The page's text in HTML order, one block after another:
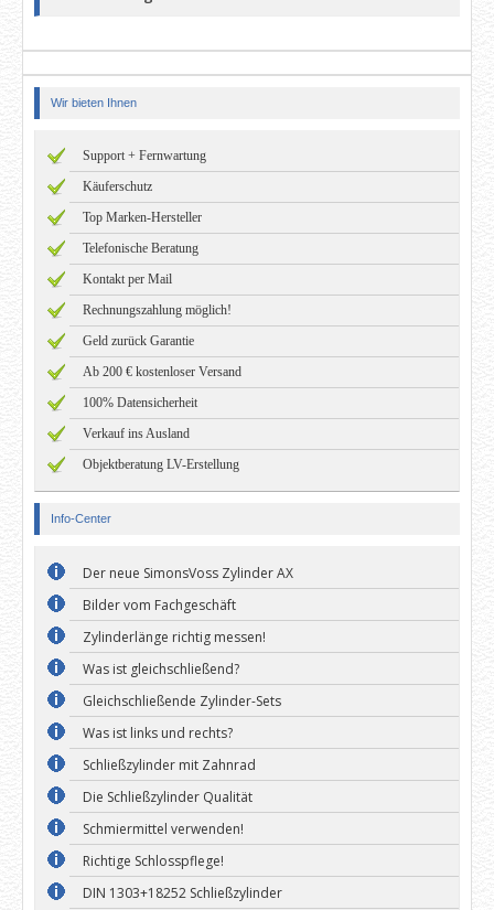
Wir bieten Ihnen
Support + Fernwartung
Käuferschutz
Top Marken-Hersteller
Telefonische Beratung
Kontakt per Mail
Rechnungszahlung möglich!
Geld zurück Garantie
Ab 200 € kostenloser Versand
100% Datensicherheit
Verkauf ins Ausland
Objektberatung LV-Erstellung
Info-Center
Der neue SimonsVoss Zylinder AX
Bilder vom Fachgeschäft
Zylinderlänge richtig messen!
Was ist gleichschließend?
Gleichschließende Zylinder-Sets
Was ist links und rechts?
Schließzylinder mit Zahnrad
Die Schließzylinder Qualität
Schmiermittel verwenden!
Richtige Schlosspflege!
DIN 1303+18252 Schließzylinder